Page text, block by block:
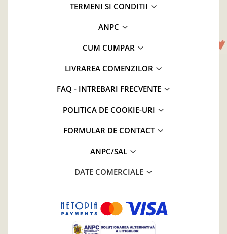
TERMENI SI CONDITII
ANPC
CUM CUMPAR
LIVRAREA COMENZILOR
FAQ - INTREBARI FRECVENTE
POLITICA DE COOKIE-URI
FORMULAR DE CONTACT
ANPC/SAL
DATE COMERCIALE